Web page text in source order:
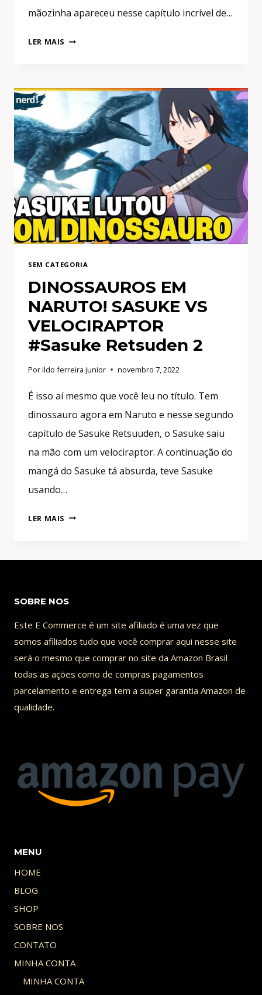
mãozinha apareceu nesse capítulo incrível de…
LER MAIS SASUKE
MISSÃO!
A
CURA
PRO
NARUTO
FOI
DESCOBERTA
#SASUKE
RETSUUDEN
3
SEM CATEGORIA
DINOSSAUROS EM
NARUTO! SASUKE VS
VELOCIRAPTOR
#Sasuke Retsuden 2
Porildo ferreira junior novembro 7, 2022
É isso aí mesmo que você leu no título. Tem
dinossauro agora em Naruto e nesse segundo
capítulo de Sasuke Retsuuden, o Sasuke saiu
na mão com um velociraptor. A continuação do
mangá do Sasuke tá absurda, teve Sasuke
usando…
LER MAIS DINOSSAUROS
SASUKE
#SASUKE
2
SOBRE NOS
Este E Commerce é um site afiliado é uma vez que
somos afiliados tudo que você comprar aqui nesse site
será o mesmo que comprar no site da Amazon Brasil
todas as ações como de compras pagamentos
parcelamento e entrega tem a super garantia Amazon de
qualidade.
MENU
HOME
BLOG
SHOP
SOBRE NOS
CONTATO
MINHA CONTA
MINHA CONTA